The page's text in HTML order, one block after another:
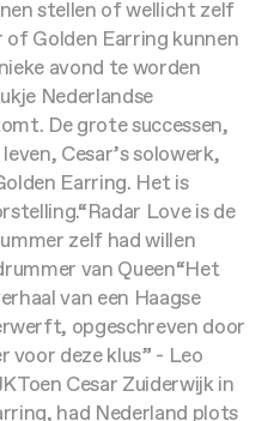
stellen of wellicht zelf
of Golden Earring kunnen
avond te worden
Nederlandse
De grote successen,
Cesar’s solowerk,
Earring. Het is
“Radar Love is de
zelf had willen
van Queen“Het
van een Haagse
opgeschreven door
voor deze klus” - Leo
Toen Cesar Zuiderwijk in
had Nederland plots